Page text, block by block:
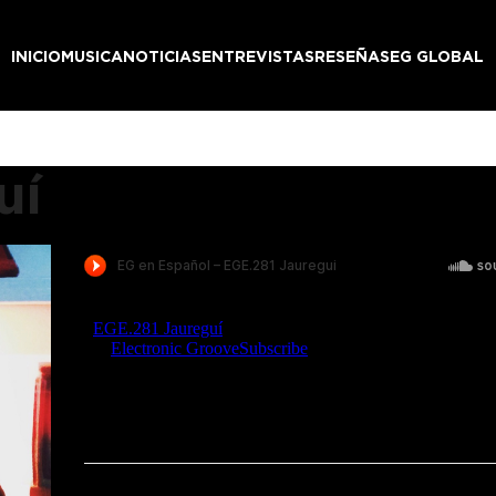
INICIOMUSICANOTICIASENTREVISTASRESEÑASEG GLOBAL